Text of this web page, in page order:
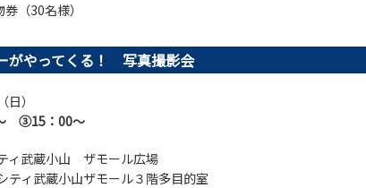
（30名様）
がやってくる！ 写真撮影会
）
③15：00～
ィ武蔵小山 ザモール広場
ィ武蔵小山ザモール３階多目的室